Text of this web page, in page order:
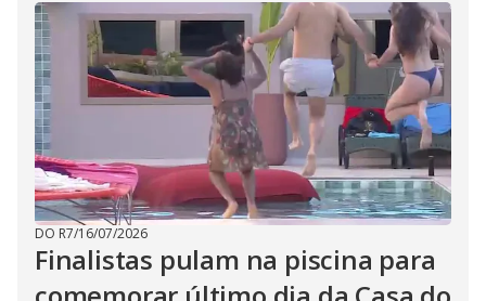
DO R7/16/07/2026
Finalistas pulam na piscina para